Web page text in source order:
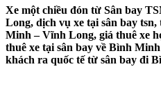
Xe một chiều đón từ Sân bay
Long, dịch vụ xe tại sân bay
Minh – Vĩnh Long, giá thuê xe
thuê xe tại sân bay về Bình
khách ra quốc tế từ sân bay đi